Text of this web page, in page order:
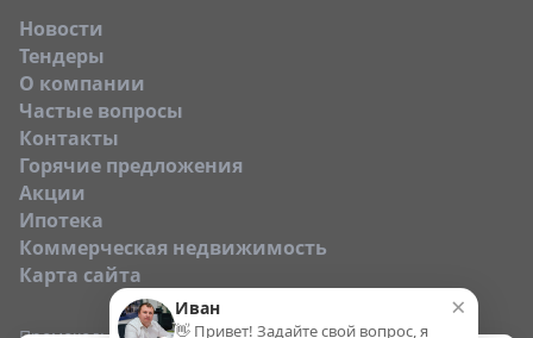
Новости
Тендеры
O компании
Частые вопросы
Контакты
Горячие предложения
Акции
Ипотека
Коммерческая недвижимость
Карта сайта
×
Иван
👋 Привет! Задайте свой вопрос, я